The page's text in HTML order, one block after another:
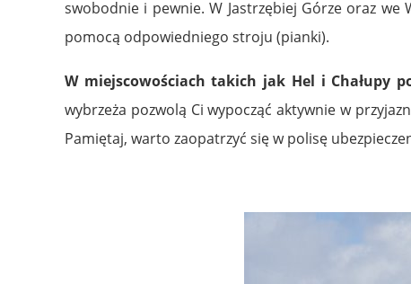
swobodnie i pewnie. W Jastrzębiej Górze oraz we
pomocą odpowiedniego stroju (pianki).
W miejscowościach takich jak Hel i Chałupy
wybrzeża pozwolą Ci wypocząć aktywnie w
Pamiętaj, warto zaopatrzyć się w polisę